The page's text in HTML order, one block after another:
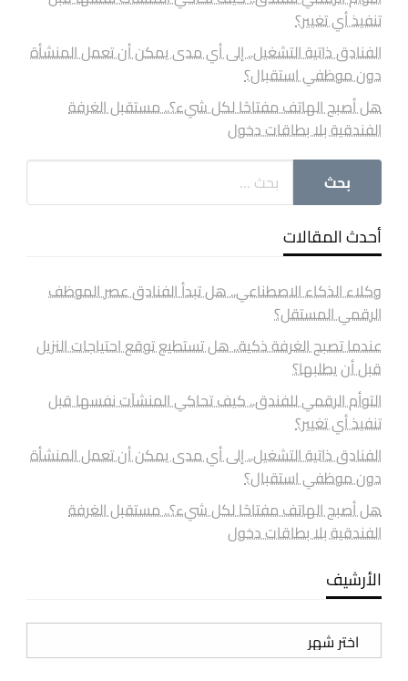
تنفيذ أي تغيير؟
الفنادق ذاتية التشغيل.. إلى أي مدى يمكن أن تعمل المنشأة
دون موظفي استقبال؟
هل أصبح الهاتف مفتاحًا لكل شيء؟.. مستقبل الغرفة
الفندقية بلا بطاقات دخول
أحدث المقالات
وكلاء الذكاء الاصطناعي.. هل تبدأ الفنادق عصر الموظف
الرقمي المستقل؟
عندما تصبح الغرفة ذكية.. هل تستطيع توقع احتياجات النزيل
قبل أن يطلبها؟
التوأم الرقمي للفندق.. كيف تحاكي المنشآت نفسها قبل
تنفيذ أي تغيير؟
الفنادق ذاتية التشغيل.. إلى أي مدى يمكن أن تعمل المنشأة
دون موظفي استقبال؟
هل أصبح الهاتف مفتاحًا لكل شيء؟.. مستقبل الغرفة
الفندقية بلا بطاقات دخول
الأرشيف
الأرشيف